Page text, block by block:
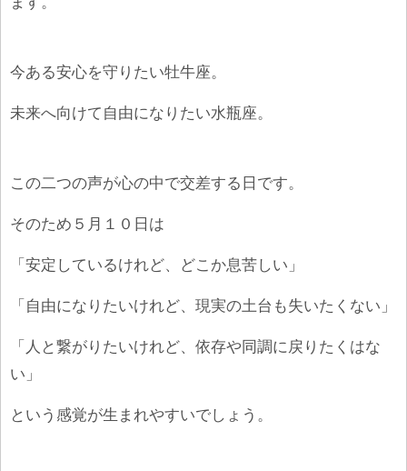
今ある安心を守りたい牡牛座。
未来へ向けて自由になりたい水瓶座。
この二つの声が心の中で交差する日です。
そのため５月１０日は
「安定しているけれど、どこか息苦しい」
「自由になりたいけれど、現実の土台も失いたくない」
「人と繋がりたいけれど、依存や同調に戻りたくはな
い」
という感覚が生まれやすいでしょう。